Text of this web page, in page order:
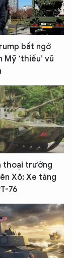
bất ngờ
‘thiếu’ vũ
thoại trường
Xô: Xe tăng
76